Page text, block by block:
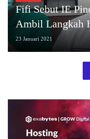
Fifi Sebut IE
Ambil Langkah
23 Januari 2021